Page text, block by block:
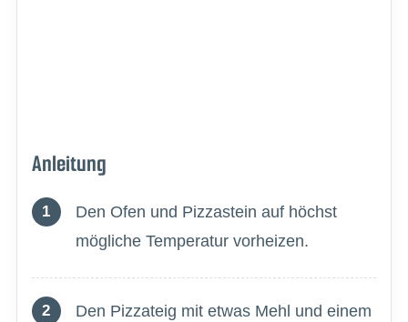
Anleitung
Den Ofen und Pizzastein auf höchst
mögliche Temperatur vorheizen.
Den Pizzateig mit etwas Mehl und einem